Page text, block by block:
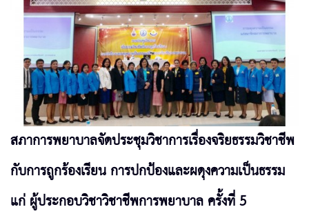
สภาการพยาบาลจัดประชุมวิชาการเรื่องจริยธรรมวิชาชีพ
กับการถูกร้องเรียน การปกป้องและผดุงความเป็นธรรม
แก่ ผู้ประกอบวิชาวิชาชีพการพยาบาล ครั้งที่ 5